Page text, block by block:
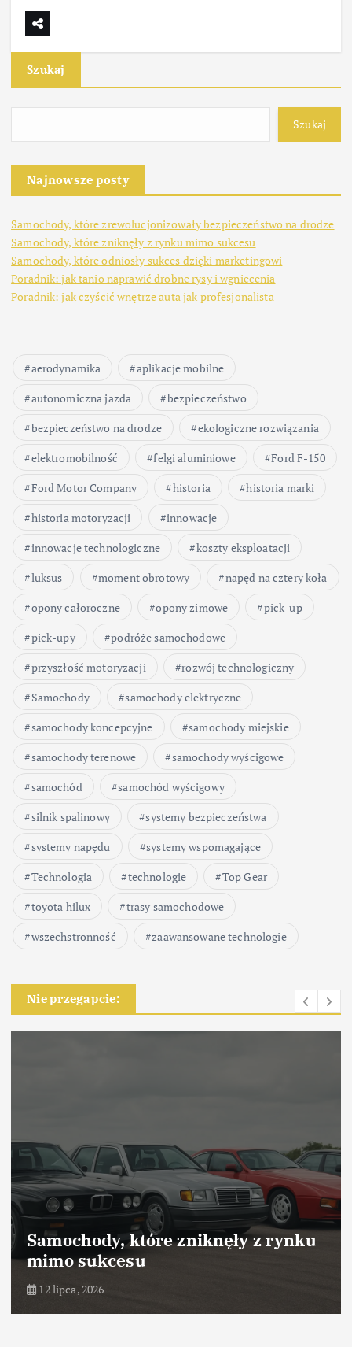
Szukaj
Szukaj
Najnowsze posty
Samochody, które zrewolucjonizowały bezpieczeństwo na drodze
Samochody, które zniknęły z rynku mimo sukcesu
Samochody, które odniosły sukces dzięki marketingowi
Poradnik: jak tanio naprawić drobne rysy i wgniecenia
Poradnik: jak czyścić wnętrze auta jak profesjonalista
aerodynamika
aplikacje mobilne
autonomiczna jazda
bezpieczeństwo
bezpieczeństwo na drodze
ekologiczne rozwiązania
elektromobilność
felgi aluminiowe
Ford F-150
Ford Motor Company
historia
historia marki
historia motoryzacji
innowacje
innowacje technologiczne
koszty eksploatacji
luksus
moment obrotowy
napęd na cztery koła
opony całoroczne
opony zimowe
pick-up
pick-upy
podróże samochodowe
przyszłość motoryzacji
rozwój technologiczny
Samochody
samochody elektryczne
samochody koncepcyjne
samochody miejskie
samochody terenowe
samochody wyścigowe
samochód
samochód wyścigowy
silnik spalinowy
systemy bezpieczeństwa
systemy napędu
systemy wspomagające
Technologia
technologie
Top Gear
toyota hilux
trasy samochodowe
wszechstronność
zaawansowane technologie
Nie przegapcie:
Samochody, które zniknęły z rynku
mimo sukcesu
12 lipca, 2026